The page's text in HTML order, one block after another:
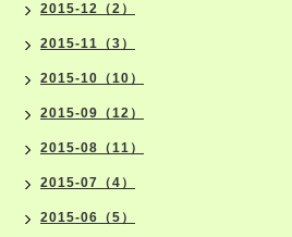
2015-12（2）
2015-11（3）
2015-10（10）
2015-09（12）
2015-08（11）
2015-07（4）
2015-06（5）